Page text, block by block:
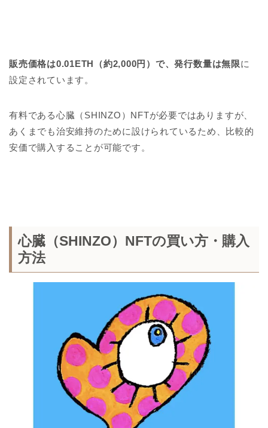
販売価格は0.01ETH（約2,000円）で、発行数量は無限に
設定されています。
有料である心臓（SHINZO）NFTが必要ではありますが、
あくまでも治安維持のために設けられているため、比較的
安価で購入することが可能です。
心臓（SHINZO）NFTの買い方・購入
方法